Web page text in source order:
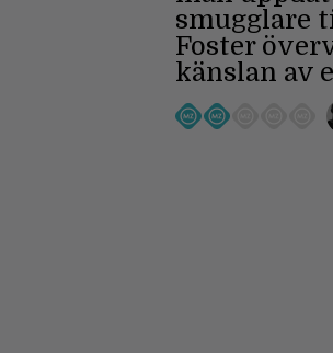
smugglare
Foster
känslan av